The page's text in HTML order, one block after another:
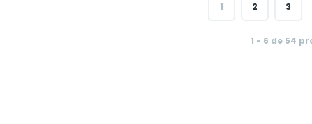
1 2 3
1 - 6 de 54